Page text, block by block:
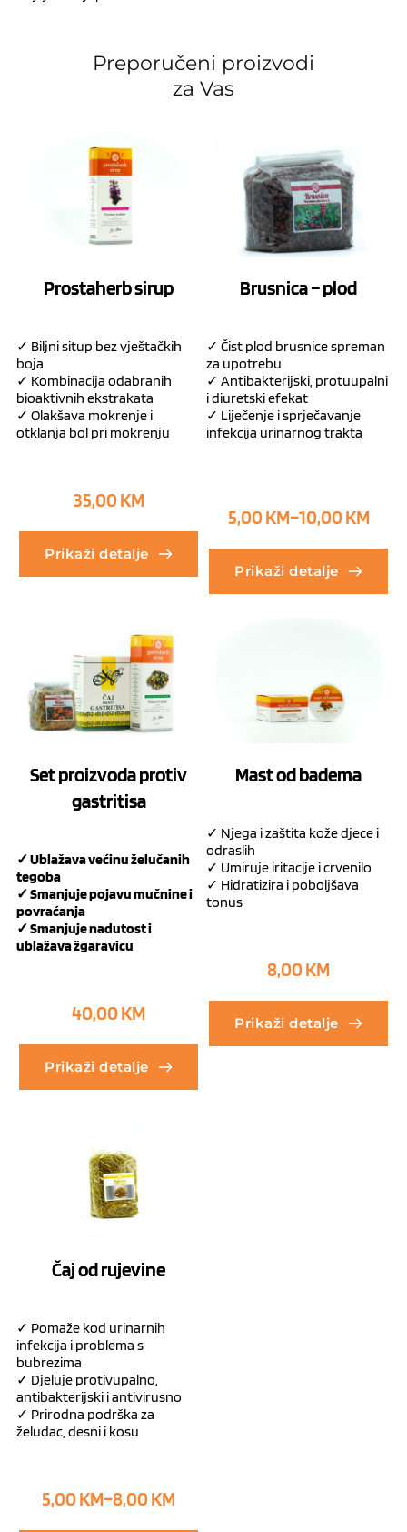
Preporučeni proizvodi
za Vas
Prostaherb sirup
✓ Biljni situp bez vještačkih
boja
✓ Kombinacija odabranih
bioaktivnih ekstrakata
✓ Olakšava mokrenje i
otklanja bol pri mokrenju
35,00 KM
Prikaži detalje
Brusnica – plod
✓ Čist plod brusnice spreman
za upotrebu
✓ Antibakterijski, protuupalni
i diuretski efekat
✓ Liječenje i sprječavanje
infekcija urinarnog trakta
5,00 KM–10,00 KM
Prikaži detalje
Set proizvoda protiv
gastritisa
✓ Ublažava većinu želučanih
tegoba
✓ Smanjuje pojavu mučnine i
povraćanja
✓ Smanjuje nadutost i
ublažava žgaravicu
40,00 KM
Prikaži detalje
Mast od badema
✓ Njega i zaštita kože djece i
odraslih
✓ Umiruje iritacije i crvenilo
✓ Hidratizira i poboljšava
tonus
8,00 KM
Prikaži detalje
Čaj od rujevine
✓ Pomaže kod urinarnih
infekcija i problema s
bubrezima
✓ Djeluje protivupalno,
antibakterijski i antivirusno
✓ Prirodna podrška za
želudac, desni i kosu
5,00 KM–8,00 KM